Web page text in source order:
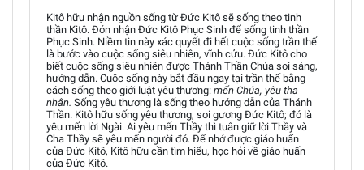
Kitô hữu nhận nguồn sống từ Đức Kitô sẽ sống theo tinh
thần Kitô. Đón nhận Đức Kitô Phục Sinh để sống tinh thần
Phục Sinh. Niềm tin này xác quyết đi hết cuộc sống trần thế
là bước vào cuộc sống siêu nhiên, vĩnh cửu. Đức Kitô cho
biết cuộc sống siêu nhiên được Thánh Thần Chúa soi sáng,
hướng dẫn. Cuộc sống này bắt đầu ngay tại trần thế bằng
cách sống theo giới luật yêu thương: mến Chúa, yêu tha
nhân. Sống yêu thương là sống theo hướng dẫn của Thánh
Thần. Kitô hữu sống yêu thương, soi gương Đức Kitô; đó là
yêu mến lời Ngài. Ai yêu mến Thầy thì tuân giữ lời Thầy và
Cha Thầy sẽ yêu mến người đó. Để nhớ được giáo huấn
của Đức Kitô, Kitô hữu cần tìm hiểu, học hỏi về giáo huấn
của Đức Kitô.